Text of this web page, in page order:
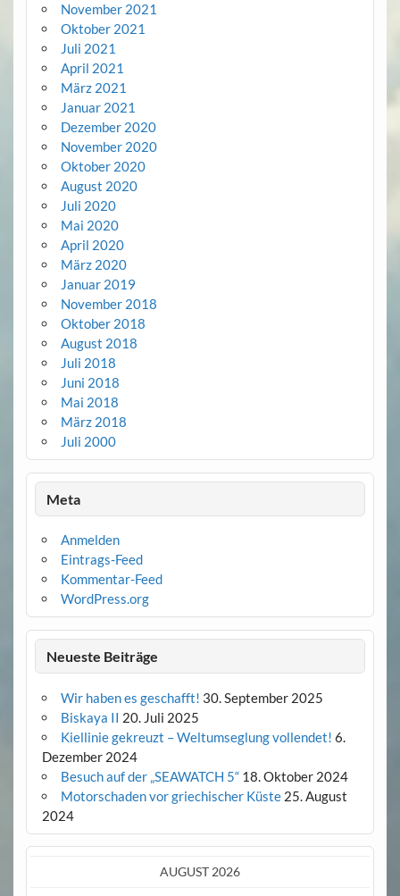
November 2021
Oktober 2021
Juli 2021
April 2021
März 2021
Januar 2021
Dezember 2020
November 2020
Oktober 2020
August 2020
Juli 2020
Mai 2020
April 2020
März 2020
Januar 2019
November 2018
Oktober 2018
August 2018
Juli 2018
Juni 2018
Mai 2018
März 2018
Juli 2000
Meta
Anmelden
Eintrags-Feed
Kommentar-Feed
WordPress.org
Neueste Beiträge
Wir haben es geschafft! 30. September 2025
Biskaya II 20. Juli 2025
Kiellinie gekreuzt – Weltumseglung vollendet! 6.
Dezember 2024
Besuch auf der „SEAWATCH 5“ 18. Oktober 2024
Motorschaden vor griechischer Küste 25. August
2024
AUGUST 2026